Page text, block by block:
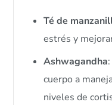
Té de
estrés y
Ashwagandha
cuerpo a
niveles de